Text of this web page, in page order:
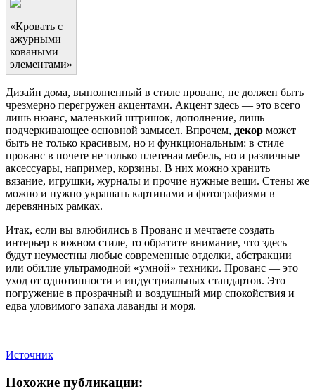
«Кровать с
ажурными
коваными
элементами»
Дизайн дома, выполненный в стиле прованс, не должен быть
чрезмерно перегружен акцентами. Акцент здесь — это всего
лишь нюанс, маленький штришок, дополнение, лишь
подчеркивающее основной замысел. Впрочем, декор может
быть не только красивым, но и функциональным: в стиле
прованс в почете не только плетеная мебель, но и различные
аксессуары, например, корзины. В них можно хранить
вязание, игрушки, журналы и прочие нужные вещи. Стены же
можно и нужно украшать картинами и фотографиями в
деревянных рамках.
Итак, если вы влюбились в Прованс и мечтаете создать
интерьер в южном стиле, то обратите внимание, что здесь
будут неуместны любые современные отделки, абстракции
или обилие ультрамодной «умной» техники. Прованс — это
уход от однотипности и индустриальных стандартов. Это
погружение в прозрачный и воздушный мир спокойствия и
едва уловимого запаха лаванды и моря.
—
Источник
Похожие публикации: